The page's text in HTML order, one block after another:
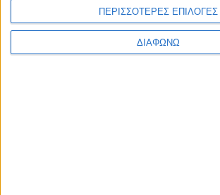
ΠΕΡΙΣΣΟΤΕΡΕΣ ΕΠΙΛΟΓΕΣ
ΔΙΑΦΩΝΩ